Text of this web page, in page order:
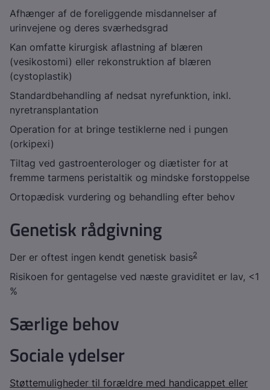
Afhænger af de foreliggende misdannelser af
urinvejene og deres sværhedsgrad
Kan omfatte kirurgisk aflastning af blæren
(vesikostomi) eller rekonstruktion af blæren
(cystoplastik)
Standardbehandling af nedsat nyrefunktion, inkl.
nyretransplantation
Operation for at bringe testiklerne ned i pungen
(orkipexi)
Tiltag ved gastroenterologer og diætister for at
fremme tarmens peristaltik og mindske forstoppelse
Ortopædisk vurdering og behandling efter behov
Genetisk rådgivning
Der er oftest ingen kendt genetisk basis2
Risikoen for gentagelse ved næste graviditet er lav, <1
%
Særlige behov
Sociale ydelser
Støttemuligheder til forældre med handicappet eller